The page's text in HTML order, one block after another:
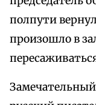
полпути
произошло в